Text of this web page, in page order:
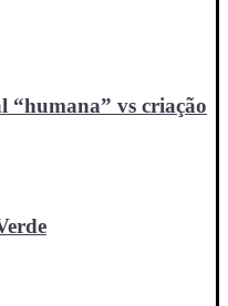
“humana” vs criação